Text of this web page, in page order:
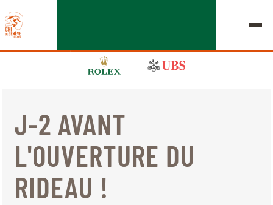
ÉDITION 2026
LE CHIG
MULTIMÉDIA
J-2 AVANT
L'OUVERTURE DU
RIDEAU !